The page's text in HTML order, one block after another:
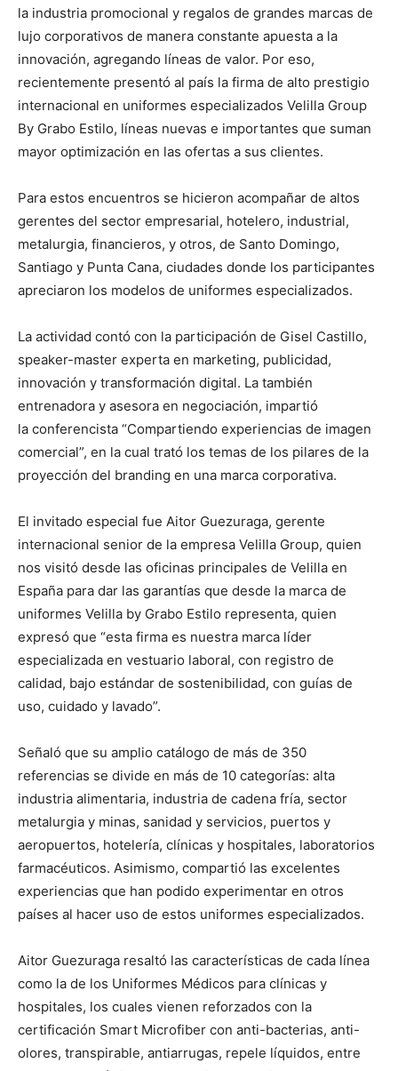
la industria promocional y regalos de grandes marcas de
lujo corporativos de manera constante apuesta a la
innovación, agregando líneas de valor. Por eso,
recientemente presentó al país la firma de alto prestigio
internacional en uniformes especializados Velilla Group
By Grabo Estilo, líneas nuevas e importantes que suman
mayor optimización en las ofertas a sus clientes.
Para estos encuentros se hicieron acompañar de altos
gerentes del sector empresarial, hotelero, industrial,
metalurgia, financieros, y otros, de Santo Domingo,
Santiago y Punta Cana, ciudades donde los participantes
apreciaron los modelos de uniformes especializados.
La actividad contó con la participación de Gisel Castillo,
speaker-master experta en marketing, publicidad,
innovación y transformación digital. La también
entrenadora y asesora en negociación, impartió
la conferencista “Compartiendo experiencias de imagen
comercial”, en la cual trató los temas de los pilares de la
proyección del branding en una marca corporativa.
El invitado especial fue Aitor Guezuraga, gerente
internacional senior de la empresa Velilla Group, quien
nos visitó desde las oficinas principales de Velilla en
España para dar las garantías que desde la marca de
uniformes Velilla by Grabo Estilo representa, quien
expresó que “esta firma es nuestra marca líder
especializada en vestuario laboral, con registro de
calidad, bajo estándar de sostenibilidad, con guías de
uso, cuidado y lavado”.
Señaló que su amplio catálogo de más de 350
referencias se divide en más de 10 categorías: alta
industria alimentaria, industria de cadena fría, sector
metalurgia y minas, sanidad y servicios, puertos y
aeropuertos, hotelería, clínicas y hospitales, laboratorios
farmacéuticos. Asimismo, compartió las excelentes
experiencias que han podido experimentar en otros
países al hacer uso de estos uniformes especializados.
Aitor Guezuraga resaltó las características de cada línea
como la de los Uniformes Médicos para clínicas y
hospitales, los cuales vienen reforzados con la
certificación Smart Microfiber con anti-bacterias, anti-
olores, transpirable, antiarrugas, repele líquidos, entre